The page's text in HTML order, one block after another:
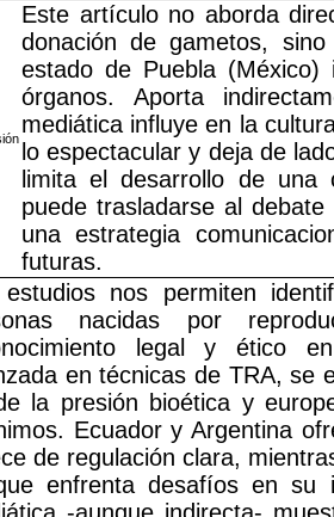
Este artículo no aborda
donación de gametos,
estado de Puebla
órganos. Aporta
mediática influye en la
lo espectacular y deja de
limita el desarrollo de una
puede trasladarse al
una estrategia
futuras.
estudios nos permiten
nacidas por
legal y ético
en técnicas de TRA, se
la presión bioética y
Ecuador y Argentina
de regulación clara,
enfrenta desafíos en su